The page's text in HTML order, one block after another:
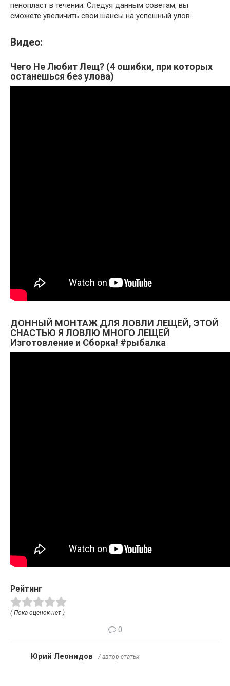
пенопласт в течении. Следуя данным советам, вы
сможете увеличить свои шансы на успешный улов.
Видео:
Чего Не Любит Лещ? (4 ошибки, при которых
останешься без улова)
ДОННЫЙ МОНТАЖ ДЛЯ ЛОВЛИ ЛЕЩЕЙ, ЭТОЙ
СНАСТЬЮ Я ЛОВЛЮ МНОГО ЛЕЩЕЙ
Изготовление и Сборка! #рыбалка
Рейтинг
( Пока оценок нет )
0
Юрий Леонидов / автор статьи